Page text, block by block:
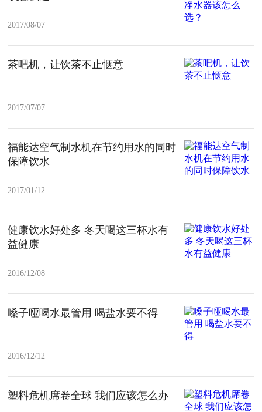
2017/08/07
茶吧机，让饮茶不止惬意
2017/07/07
福能达空气制水机在节约用水的同时
保障饮水
2017/01/12
健康饮水好处多 冬天喝这三杯水有
益健康
2016/12/08
嗓子哑喝水最管用 喝盐水要不得
2016/12/12
塑料危机席卷全球 我们应该怎么办